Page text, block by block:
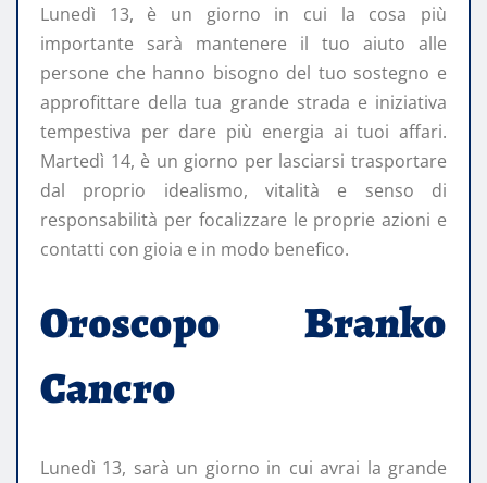
Lunedì 13, è un giorno in cui la cosa più
importante sarà mantenere il tuo aiuto alle
persone che hanno bisogno del tuo sostegno e
approfittare della tua grande strada e iniziativa
tempestiva per dare più energia ai tuoi affari.
Martedì 14, è un giorno per lasciarsi trasportare
dal proprio idealismo, vitalità e senso di
responsabilità per focalizzare le proprie azioni e
contatti con gioia e in modo benefico.
Oroscopo Branko
Cancro
Lunedì 13, sarà un giorno in cui avrai la grande